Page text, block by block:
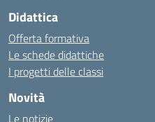
Didattica
Offerta formativa
Le schede didattiche
I progetti delle classi
Novità
Le notizie